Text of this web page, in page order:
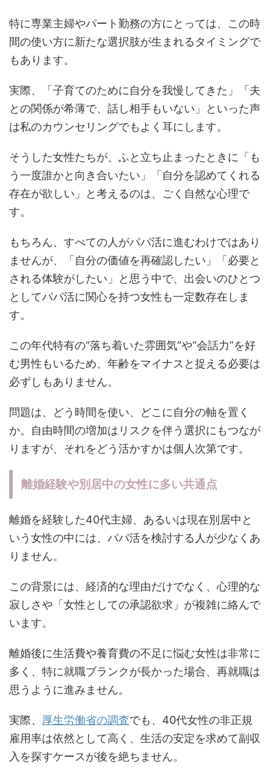
特に専業主婦やパート勤務の方にとっては、この時
間の使い方に新たな選択肢が生まれるタイミングで
もあります。
実際、「子育てのために自分を我慢してきた」「夫
との関係が希薄で、話し相手もいない」といった声
は私のカウンセリングでもよく耳にします。
そうした女性たちが、ふと立ち止まったときに「も
う一度誰かと向き合いたい」「自分を認めてくれる
存在が欲しい」と考えるのは、ごく自然な心理で
す。
もちろん、すべての人がパパ活に進むわけではあり
ませんが、「自分の価値を再確認したい」「必要と
される体験がしたい」と思う中で、出会いのひとつ
としてパパ活に関心を持つ女性も一定数存在しま
す。
この年代特有の“落ち着いた雰囲気”や“会話力”を好
む男性もいるため、年齢をマイナスと捉える必要は
必ずしもありません。
問題は、どう時間を使い、どこに自分の軸を置く
か。自由時間の増加はリスクを伴う選択にもつなが
りますが、それをどう活かすかは個人次第です。
離婚経験や別居中の女性に多い共通点
離婚を経験した40代主婦、あるいは現在別居中と
いう女性の中には、パパ活を検討する人が少なくあ
りません。
この背景には、経済的な理由だけでなく、心理的な
寂しさや「女性としての承認欲求」が複雑に絡んで
います。
離婚後に生活費や養育費の不足に悩む女性は非常に
多く、特に就職ブランクが長かった場合、再就職は
思うように進みません。
実際、 厚生労働省の調査でも、40代女性の非正規
雇用率は依然として高く、生活の安定を求めて副収
入を探すケースが後を絶ちません。